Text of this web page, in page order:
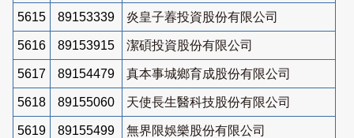
5615 89153339 炎皇子萶投資股份有限公司
5616 89153915 潔碩投資股份有限公司
5617 89154479 真本事城鄉育成股份有限公司
5618 89155060 天使長生醫科技股份有限公司
5619 89155499 無界限娛樂股份有限公司